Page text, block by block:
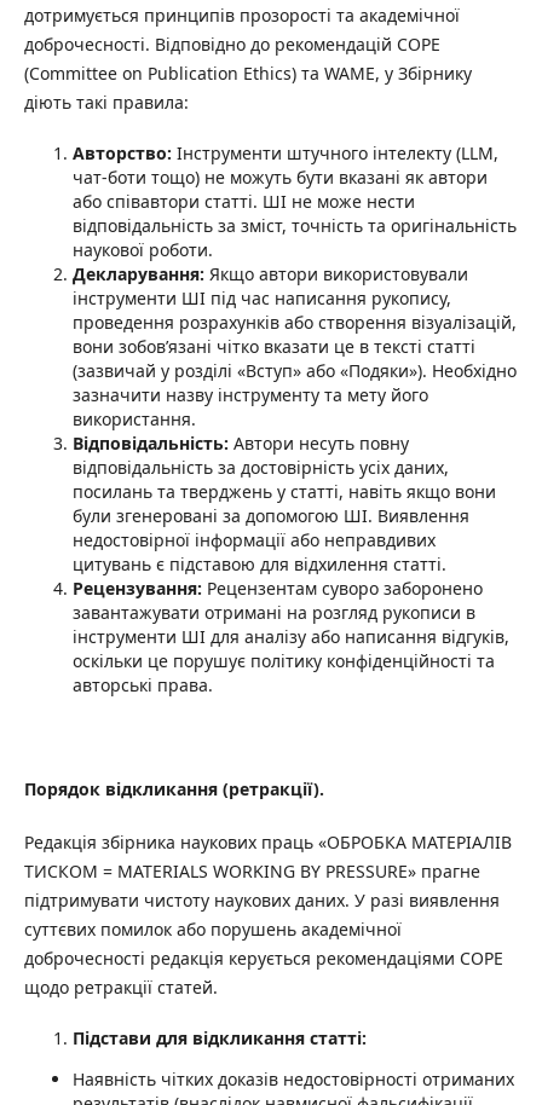
дотримується принципів прозорості та академічної
доброчесності. Відповідно до рекомендацій COPE
(Committee on Publication Ethics) та WAME, у Збірнику
діють такі правила:
Авторство: Інструменти штучного інтелекту (LLM,
чат-боти тощо) не можуть бути вказані як автори
або співавтори статті. ШІ не може нести
відповідальність за зміст, точність та оригінальність
наукової роботи.
Декларування: Якщо автори використовували
інструменти ШІ під час написання рукопису,
проведення розрахунків або створення візуалізацій,
вони зобов’язані чітко вказати це в тексті статті
(зазвичай у розділі «Вступ» або «Подяки»). Необхідно
зазначити назву інструменту та мету його
використання.
Відповідальність: Автори несуть повну
відповідальність за достовірність усіх даних,
посилань та тверджень у статті, навіть якщо вони
були згенеровані за допомогою ШІ. Виявлення
недостовірної інформації або неправдивих
цитувань є підставою для відхилення статті.
Рецензування: Рецензентам суворо заборонено
завантажувати отримані на розгляд рукописи в
інструменти ШІ для аналізу або написання відгуків,
оскільки це порушує політику конфіденційності та
авторські права.
Порядок відкликання (ретракції).
Редакція збірника наукових праць «ОБРОБКА МАТЕРІАЛІВ
ТИСКОМ = MATERIALS WORKING BY PRESSURE» прагне
підтримувати чистоту наукових даних. У разі виявлення
суттєвих помилок або порушень академічної
доброчесності редакція керується рекомендаціями COPE
щодо ретракції статей.
Підстави для відкликання статті:
Наявність чітких доказів недостовірності отриманих